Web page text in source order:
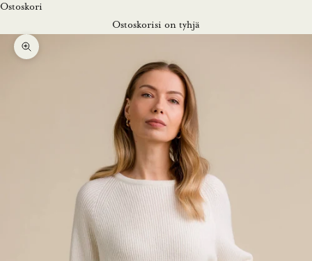
Ostoskori
Ostoskorisi on tyhjä
Lähennä